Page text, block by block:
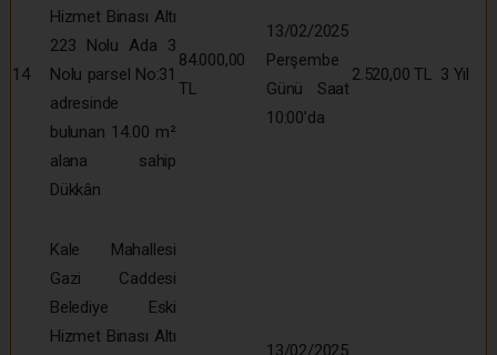
14
Hizmet Binası Altı
223 Nolu Ada 3
Nolu parsel No:31
adresinde
bulunan 14.00 m²
alana sahip
Dükkân
84.000,00
TL
13/02/2025
Perşembe
Günü Saat
10:00’da
2.520,00 TL 3 Yıl
Kale Mahallesi
Gazi Caddesi
Belediye Eski
Hizmet Binası Altı
13/02/2025